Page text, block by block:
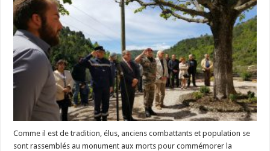
Comme il est de tradition, élus, anciens combattants et population se
sont rassemblés au monument aux morts pour commémorer la